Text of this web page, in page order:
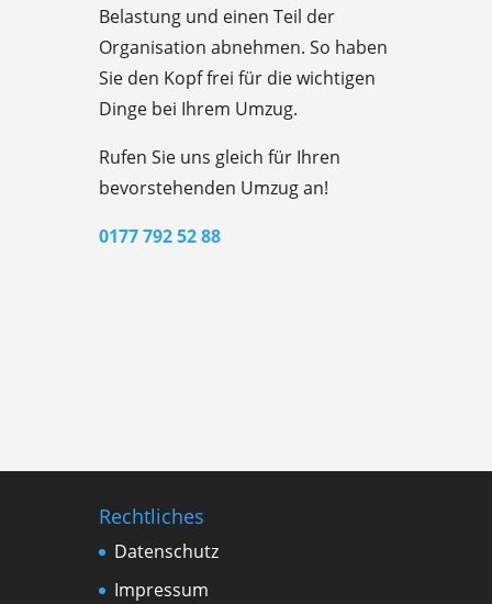
Belastung und einen Teil der
Organisation abnehmen. So haben
Sie den Kopf frei für die wichtigen
Dinge bei Ihrem Umzug.
Rufen Sie uns gleich für Ihren
bevorstehenden Umzug an!
0177 792 52 88
Rechtliches
Datenschutz
Impressum